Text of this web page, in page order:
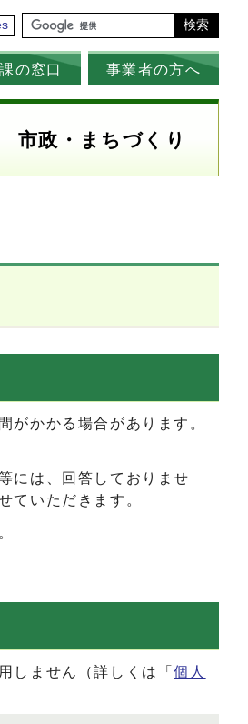
検索
の窓口 事業者の方へ
市政・まちづくり
がかかる場合があります。
には、回答しておりませ
ていただきます。
しません（詳しくは「個人